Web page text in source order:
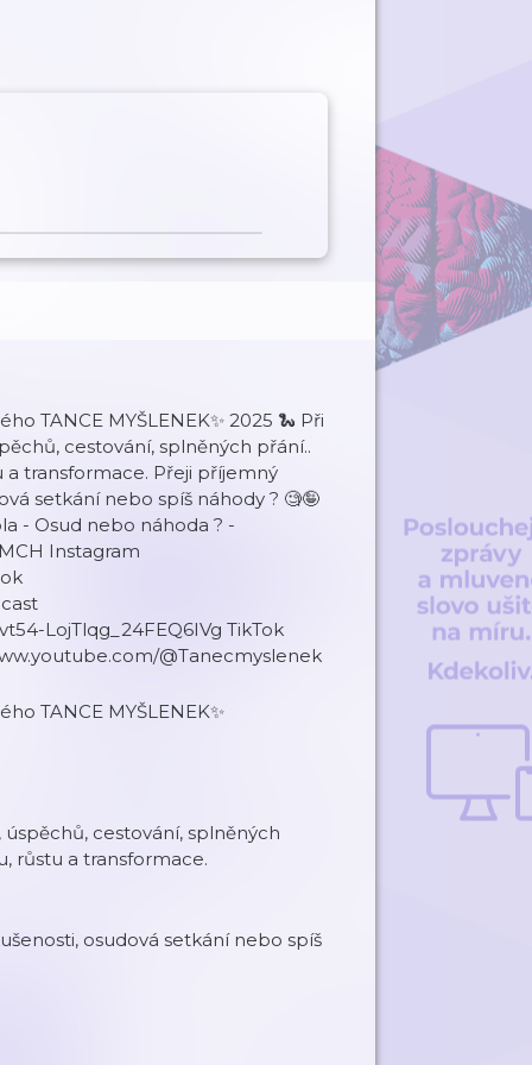
TANCE MYŠLENEK✨ 2025 🐍 Při
cestování, splněných přání..
transformace. Přeji příjemný
setkání nebo spíš náhody ? 🧐🤪
- Osud nebo náhoda ? -
Instagram
LojTlqg_24FEQ6IVg TikTok
@Tanecmyslenek
TANCE MYŠLENEK✨
cestování, splněných
růstu a transformace.
osudová setkání nebo spíš